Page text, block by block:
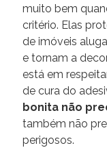
muito bem
critério. Elas
de imóveis
e tornam a
está em
de cura do
bonita não
também não
perigosos.